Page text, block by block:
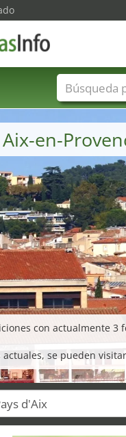
en-
con actualmente 3
se pueden visitar
Nombres